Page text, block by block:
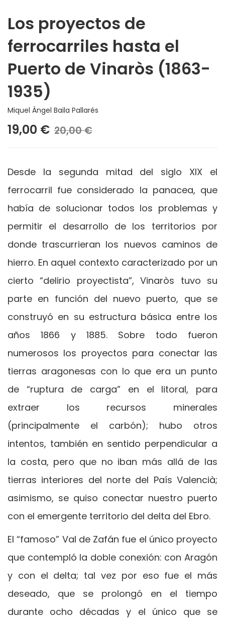
Los proyectos de
ferrocarriles hasta el
Puerto de Vinaròs (1863-
1935)
Miquel Àngel Baila Pallarés
19,00 € 20,00 €
Desde la segunda mitad del siglo XIX el
ferrocarril fue considerado la panacea, que
había de solucionar todos los problemas y
permitir el desarrollo de los territorios por
donde trascurrieran los nuevos caminos de
hierro. En aquel contexto caracterizado por un
cierto “delirio proyectista”, Vinaròs tuvo su
parte en función del nuevo puerto, que se
construyó en su estructura básica entre los
años 1866 y 1885. Sobre todo fueron
numerosos los proyectos para conectar las
tierras aragonesas con lo que era un punto
de “ruptura de carga” en el litoral, para
extraer los recursos minerales
(principalmente el carbón); hubo otros
intentos, también en sentido perpendicular a
la costa, pero que no iban más allá de las
tierras interiores del norte del País Valencià;
asimismo, se quiso conectar nuestro puerto
con el emergente territorio del delta del Ebro.
El “famoso” Val de Zafán fue el único proyecto
que contempló la doble conexión: con Aragón
y con el delta; tal vez por eso fue el más
deseado, que se prolongó en el tiempo
durante ocho décadas y el único que se